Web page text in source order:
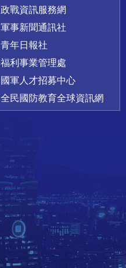
政戰資訊服務網
軍事新聞通訊社
青年日報社
福利事業管理處
國軍人才招募中心
全民國防教育全球資訊網